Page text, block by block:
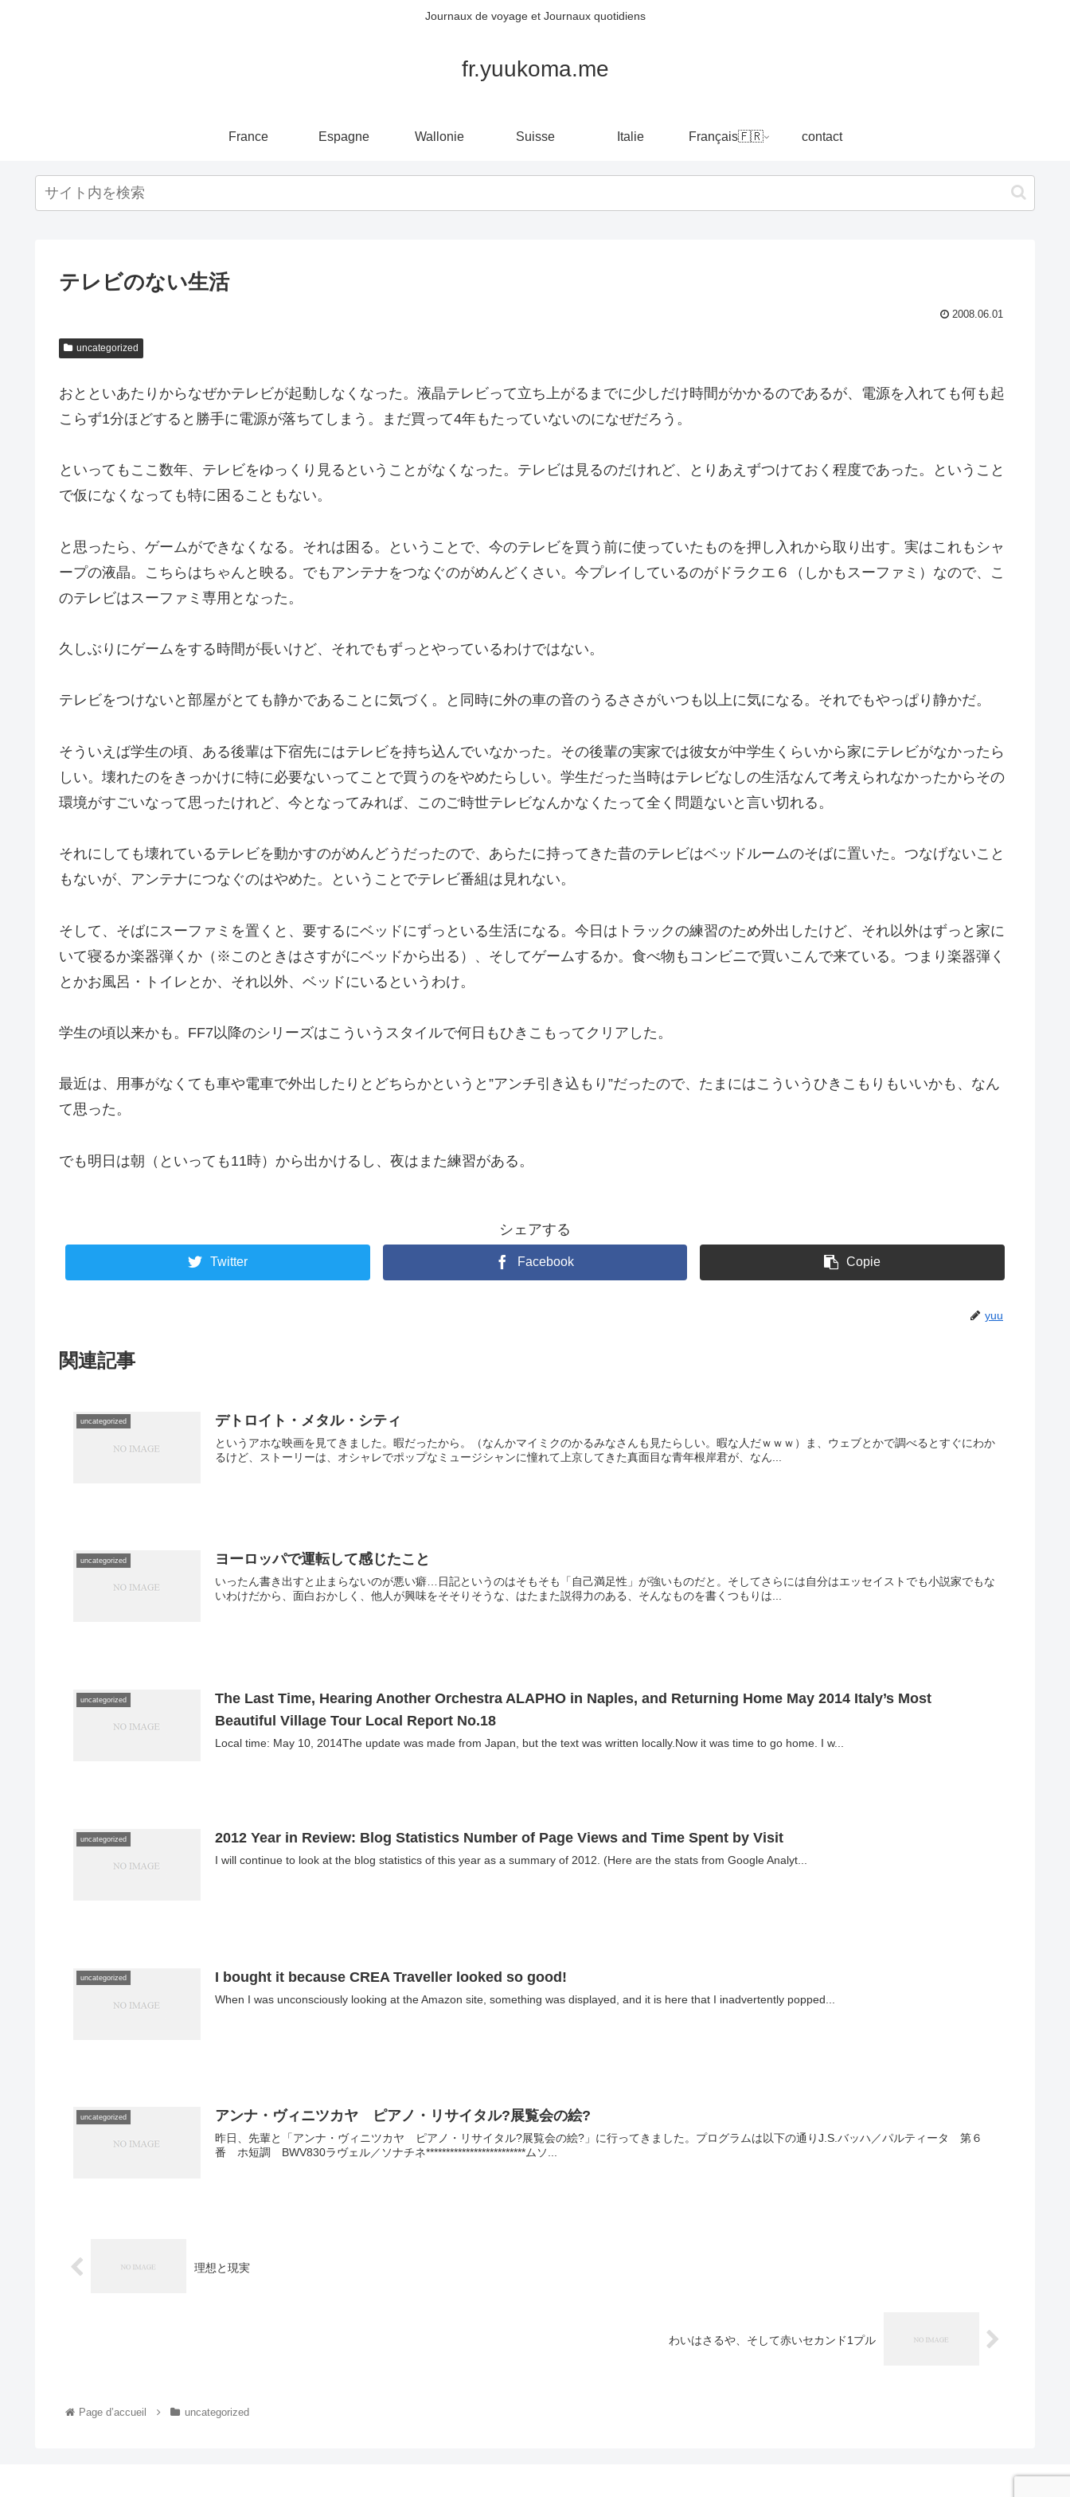
Journaux de voyage et Journaux quotidiens
fr.yuukoma.me
France Espagne Wallonie Suisse Italie Français🇫🇷 contact
テレビのない生活
2008.06.01
uncategorized
おとといあたりからなぜかテレビが起動しなくなった。液晶テレビって立ち上がるまでに少しだけ時間がかかるのであるが、電源を入れても何も起
こらず1分ほどすると勝手に電源が落ちてしまう。まだ買って4年もたっていないのになぜだろう。
といってもここ数年、テレビをゆっくり見るということがなくなった。テレビは見るのだけれど、とりあえずつけておく程度であった。ということ
で仮になくなっても特に困ることもない。
と思ったら、ゲームができなくなる。それは困る。ということで、今のテレビを買う前に使っていたものを押し入れから取り出す。実はこれもシャ
ープの液晶。こちらはちゃんと映る。でもアンテナをつなぐのがめんどくさい。今プレイしているのがドラクエ６（しかもスーファミ）なので、こ
のテレビはスーファミ専用となった。
久しぶりにゲームをする時間が長いけど、それでもずっとやっているわけではない。
テレビをつけないと部屋がとても静かであることに気づく。と同時に外の車の音のうるささがいつも以上に気になる。それでもやっぱり静かだ。
そういえば学生の頃、ある後輩は下宿先にはテレビを持ち込んでいなかった。その後輩の実家では彼女が中学生くらいから家にテレビがなかったら
しい。壊れたのをきっかけに特に必要ないってことで買うのをやめたらしい。学生だった当時はテレビなしの生活なんて考えられなかったからその
環境がすごいなって思ったけれど、今となってみれば、このご時世テレビなんかなくたって全く問題ないと言い切れる。
それにしても壊れているテレビを動かすのがめんどうだったので、あらたに持ってきた昔のテレビはベッドルームのそばに置いた。つなげないこと
もないが、アンテナにつなぐのはやめた。ということでテレビ番組は見れない。
そして、そばにスーファミを置くと、要するにベッドにずっといる生活になる。今日はトラックの練習のため外出したけど、それ以外はずっと家に
いて寝るか楽器弾くか（※このときはさすがにベッドから出る）、そしてゲームするか。食べ物もコンビニで買いこんで来ている。つまり楽器弾く
とかお風呂・トイレとか、それ以外、ベッドにいるというわけ。
学生の頃以来かも。FF7以降のシリーズはこういうスタイルで何日もひきこもってクリアした。
最近は、用事がなくても車や電車で外出したりとどちらかというと”アンチ引き込もり”だったので、たまにはこういうひきこもりもいいかも、なん
て思った。
でも明日は朝（といっても11時）から出かけるし、夜はまた練習がある。
シェアする
Twitter Facebook Copie
yuu
関連記事
uncategorized デトロイト・メタル・シティ
というアホな映画を見てきました。暇だったから。（なんかマイミクのかるみなさんも見たらしい。暇な人だｗｗｗ）ま、ウェブとかで調べるとすぐにわか
るけど、ストーリーは、オシャレでポップなミュージシャンに憧れて上京してきた真面目な青年根岸君が、なん...
uncategorized ヨーロッパで運転して感じたこと
いったん書き出すと止まらないのが悪い癖…日記というのはそもそも「自己満足性」が強いものだと。そしてさらには自分はエッセイストでも小説家でもな
いわけだから、面白おかしく、他人が興味をそそりそうな、はたまた説得力のある、そんなものを書くつもりは...
uncategorized
The Last Time, Hearing Another Orchestra ALAPHO in Naples, and Returning Home May 2014 Italy’s Most
Beautiful Village Tour Local Report No.18
Local time: May 10, 2014The update was made from Japan, but the text was written locally.Now it was time to go home. I w...
uncategorized 2012 Year in Review: Blog Statistics Number of Page Views and Time Spent by Visit
I will continue to look at the blog statistics of this year as a summary of 2012. (Here are the stats from Google Analyt...
uncategorized I bought it because CREA Traveller looked so good!
When I was unconsciously looking at the Amazon site, something was displayed, and it is here that I inadvertently popped...
uncategorized アンナ・ヴィニツカヤ ピアノ・リサイタル?展覧会の絵?
昨日、先輩と「アンナ・ヴィニツカヤ ピアノ・リサイタル?展覧会の絵?」に行ってきました。プログラムは以下の通りJ.S.バッハ／パルティータ 第６
番 ホ短調 BWV830ラヴェル／ソナチネ*************************ムソ...
理想と現実
わいはさるや、そして赤いセカンド1プル
Page d’accueil uncategorized